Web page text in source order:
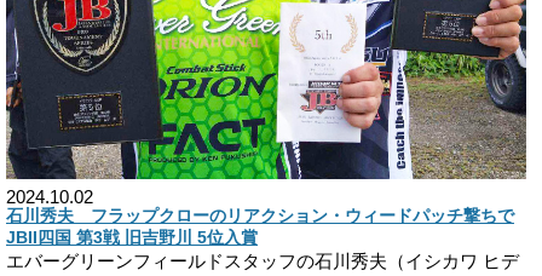
2024.10.02
石川秀夫 フラップクローのリアクション・ウィードパッチ撃ちで
JBII四国 第3戦 旧吉野川 5位入賞
エバーグリーンフィールドスタッフの石川秀夫（イシカワ ヒデ